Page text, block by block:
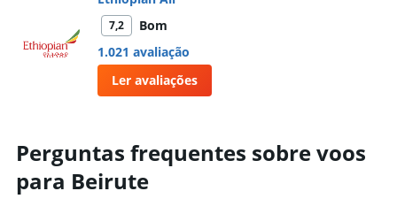
7,2
Bom
1.021 avaliação
Ler avaliações
Perguntas frequentes sobre voos
para Beirute